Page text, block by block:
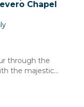
Chapel
through the
the majestic...